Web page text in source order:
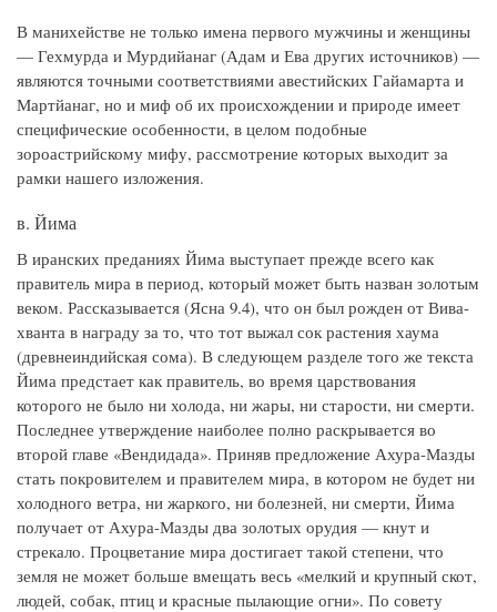
В манихействе не только имена первого мужчины и женщины
— Гехмурда и Мурдийанаг (Адам и Ева других источников) —
являются точными соответствиями авестийских Гайамарта и
Мартйанаг, но и миф об их происхождении и природе имеет
специфические особенности, в целом подобные
зороастрийскому мифу, рассмотрение которых выходит за
рамки нашего изложения.
в. Йима
В иранских преданиях Йима выступает прежде всего как
правитель мира в период, который может быть назван золотым
веком. Рассказывается (Ясна 9.4), что он был рожден от Вива-
хванта в награду за то, что тот выжал сок растения хаума
(древнеиндийская сома). В следующем разделе того же текста
Йима предстает как правитель, во время царствования
которого не было ни холода, ни жары, ни старости, ни смерти.
Последнее утверждение наиболее полно раскрывается во
второй главе «Вендидада». Приняв предложение Ахура-Мазды
стать покровителем и правителем мира, в котором не будет ни
холодного ветра, ни жаркого, ни болезней, ни смерти, Йима
получает от Ахура-Мазды два золотых орудия — кнут и
стрекало. Процветание мира достигает такой степени, что
земля не может больше вмещать весь «мелкий и крупный скот,
людей, собак, птиц и красные пылающие огни». По совету